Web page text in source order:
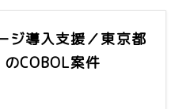
ジ導入支援／東京都
のCOBOL案件